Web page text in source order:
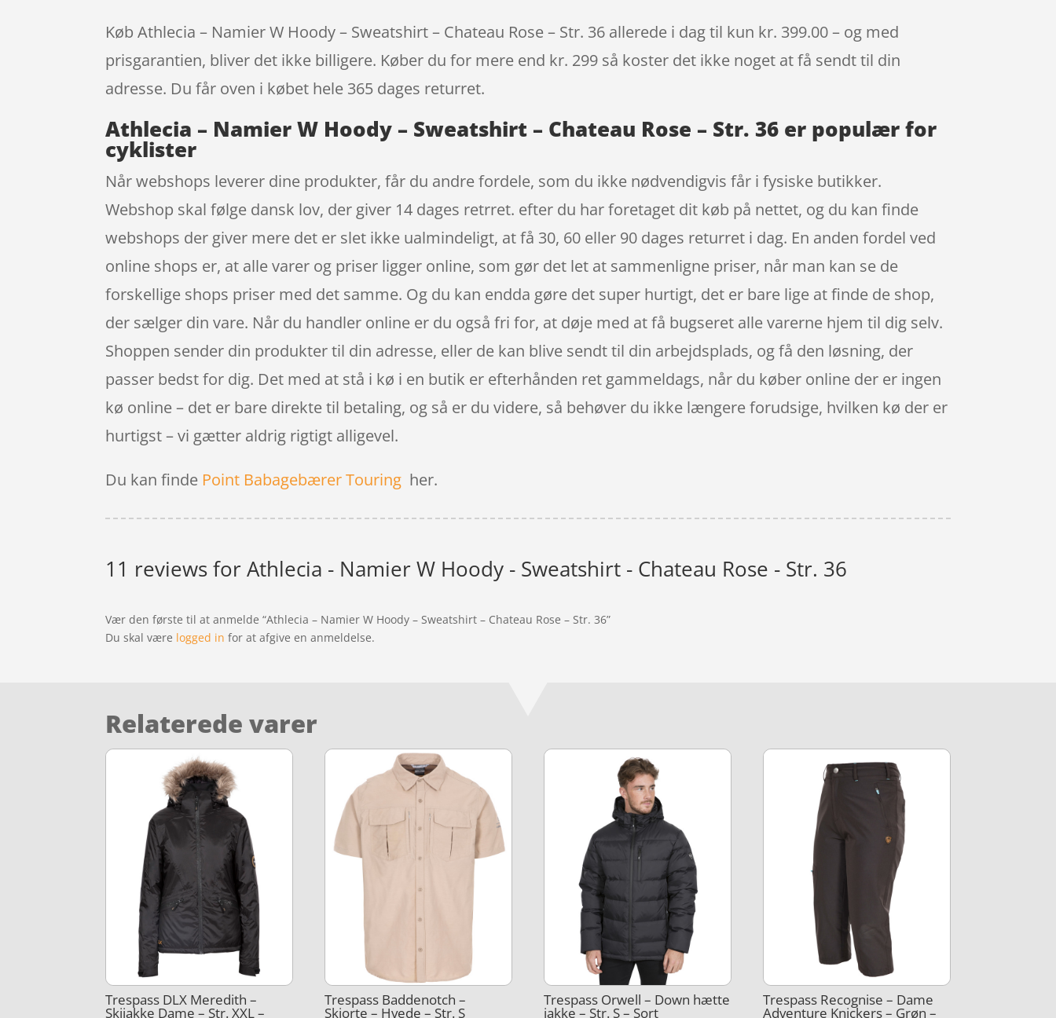
Køb Athlecia – Namier W Hoody – Sweatshirt – Chateau Rose – Str. 36 allerede i dag til kun kr. 399.00 – og med
prisgarantien, bliver det ikke billigere. Køber du for mere end kr. 299 så koster det ikke noget at få sendt til din
adresse. Du får oven i købet hele 365 dages returret.
Athlecia – Namier W Hoody – Sweatshirt – Chateau Rose – Str. 36 er populær for
cyklister
Når webshops leverer dine produkter, får du andre fordele, som du ikke nødvendigvis får i fysiske butikker.
Webshop skal følge dansk lov, der giver 14 dages retrret. efter du har foretaget dit køb på nettet, og du kan finde
webshops der giver mere det er slet ikke ualmindeligt, at få 30, 60 eller 90 dages returret i dag. En anden fordel ved
online shops er, at alle varer og priser ligger online, som gør det let at sammenligne priser, når man kan se de
forskellige shops priser med det samme. Og du kan endda gøre det super hurtigt, det er bare lige at finde de shop,
der sælger din vare. Når du handler online er du også fri for, at døje med at få bugseret alle varerne hjem til dig selv.
Shoppen sender din produkter til din adresse, eller de kan blive sendt til din arbejdsplads, og få den løsning, der
passer bedst for dig. Det med at stå i kø i en butik er efterhånden ret gammeldags, når du køber online der er ingen
kø online – det er bare direkte til betaling, og så er du videre, så behøver du ikke længere forudsige, hvilken kø der er
hurtigst – vi gætter aldrig rigtigt alligevel.
Du kan finde Point Babagebærer Touring her.
11 reviews forAthlecia - Namier W Hoody - Sweatshirt - Chateau Rose - Str. 36
Vær den første til at anmelde “Athlecia – Namier W Hoody – Sweatshirt – Chateau Rose – Str. 36”
Du skal være logged in for at afgive en anmeldelse.
Relaterede varer
Trespass DLX Meredith –
Skijakke Dame – Str. XXL –
Trespass Baddenotch –
Skjorte – Hvede – Str. S
Trespass Orwell – Down hætte
jakke – Str. S – Sort
Trespass Recognise – Dame
Adventure Knickers – Grøn –